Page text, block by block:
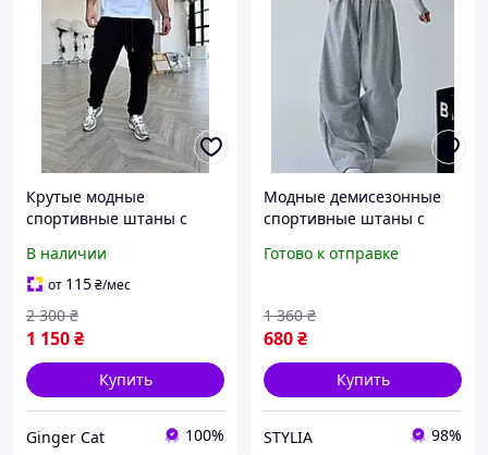
Крутые модные
спортивные штаны с
спортивные штаны
трехнить базовые
одноцветные,
молодежные спортивные
брюки
В наличии
от 115₴/мес
1 150₴
2 300 ₴
Купить
Ginger Cat 100%
Модные демисезонные
спортивные штаны с
для женщин двунитка
Готово к отправке
680₴
1 360 ₴
Купить
STYLIA 98%